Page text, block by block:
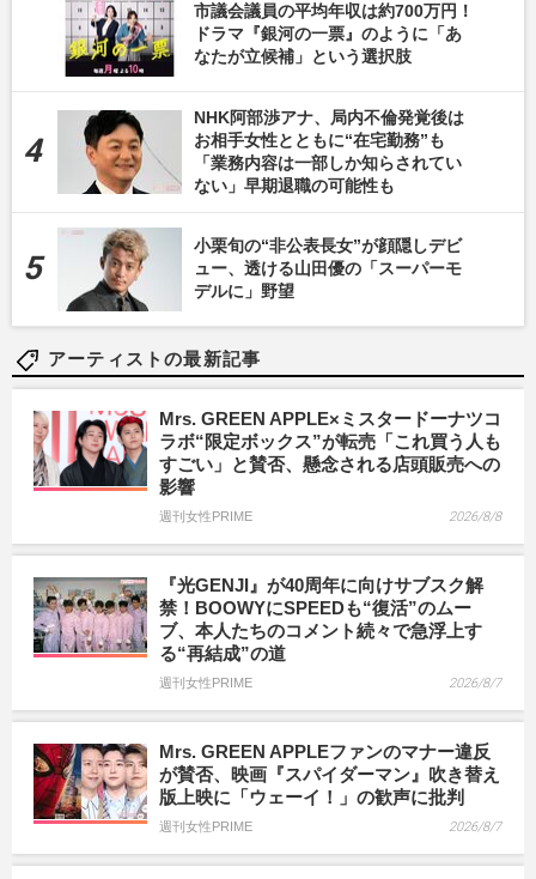
市議会議員の平均年収は約700万円！
ドラマ『銀河の一票』のように「あ
なたが立候補」という選択肢
NHK阿部渉アナ、局内不倫発覚後は
お相手女性とともに“在宅勤務”も
「業務内容は一部しか知らされてい
ない」早期退職の可能性も
小栗旬の“非公表長女”が顔隠しデビ
ュー、透ける山田優の「スーパーモ
デルに」野望
アーティストの最新記事
Mrs. GREEN APPLE×ミスタードーナツコ
ラボ“限定ボックス”が転売「これ買う人も
すごい」と賛否、懸念される店頭販売への
影響
週刊女性PRIME 2026/8/8
『光GENJI』が40周年に向けサブスク解
禁！BOOWYにSPEEDも“復活”のムー
ブ、本人たちのコメント続々で急浮上す
る“再結成”の道
週刊女性PRIME 2026/8/7
Mrs. GREEN APPLEファンのマナー違反
が賛否、映画『スパイダーマン』吹き替え
版上映に「ウェーイ！」の歓声に批判
週刊女性PRIME 2026/8/7